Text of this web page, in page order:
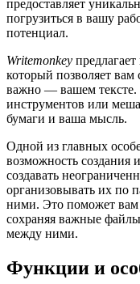
предоставляет
погрузиться в вашу
потенциал.
Writemonkey
который позволяет вам
важно — вашем
инструментов или
бумаги и ваша мысль.
Одной из главных
возможность создания
создавать
организовывать их по
ними. Это поможет вам
сохраняя важные
между ними.
Функции и